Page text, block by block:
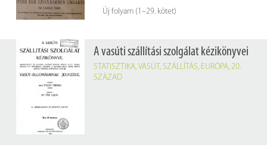
Új folyam (1–29. kötet)
A vasúti szállítási szolgálat kézikönyvei
STATISZTIKA, VASÚT, SZÁLLÍTÁS, EURÓPA, 20.
SZÁZAD